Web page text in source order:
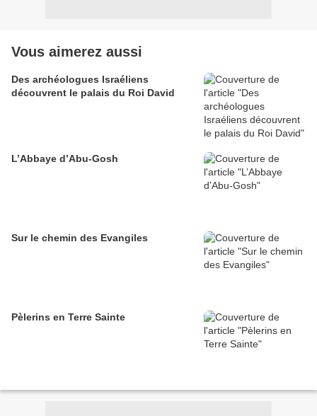
Vous aimerez aussi
Des archéologues Israéliens
découvrent le palais du Roi David
L’Abbaye d’Abu-Gosh
Sur le chemin des Evangiles
Pèlerins en Terre Sainte